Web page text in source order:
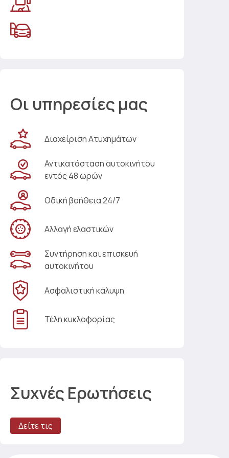
Οι υπηρεσίες μας
Διαχείριση Ατυχημάτων
Αντικατάσταση αυτοκινήτου
εντός 48 ωρών
Οδική βοήθεια 24/7
Αλλαγή ελαστικών
Συντήρηση και επισκευή
αυτοκινήτου
Ασφαλιστική κάλυψη
Τέλη κυκλοφορίας
Συχνές Ερωτήσεις
Δείτε τις